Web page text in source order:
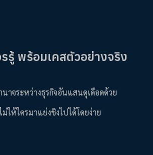
รู้ พร้อมเคสตัวอย่างจริง
าจระหว่างธุรกิจอันแสนดุเดือดด้วย
ให้ใครมาแย่งชิงไปได้โดยง่าย